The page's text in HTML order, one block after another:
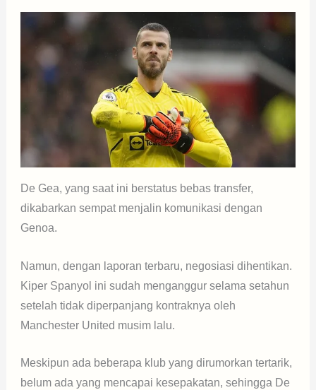
De Gea, yang saat ini berstatus bebas transfer,
dikabarkan sempat menjalin komunikasi dengan
Genoa.
Namun, dengan laporan terbaru, negosiasi dihentikan.
Kiper Spanyol ini sudah menganggur selama setahun
setelah tidak diperpanjang kontraknya oleh
Manchester United musim lalu.
Meskipun ada beberapa klub yang dirumorkan tertarik,
belum ada yang mencapai kesepakatan, sehingga De